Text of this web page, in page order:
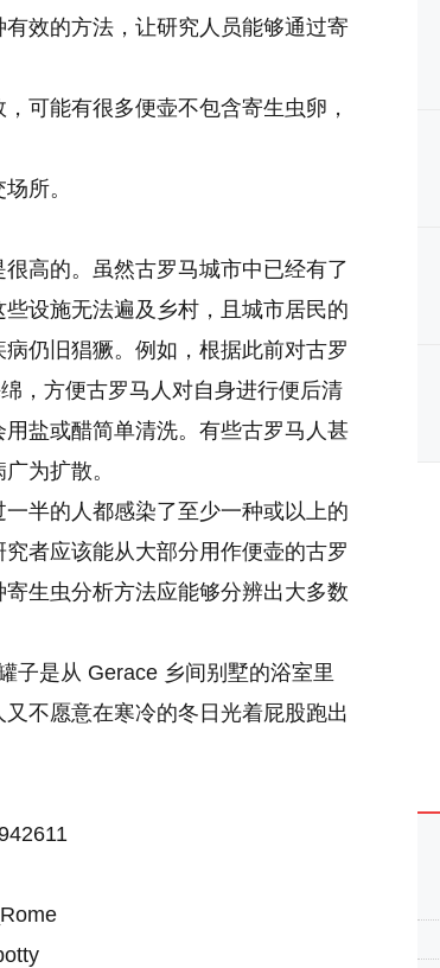
效的方法，让研究人员能够通过寄
可能有很多便壶不包含寄生虫卵，
所。
高的。虽然古罗马城市中已经有了
设施无法遍及乡村，且城市居民的
仍旧猖獗。例如，根据此前对古罗
，方便古罗马人对自身进行便后清
盐或醋简单清洗。有些古罗马人甚
为扩散。
半的人都感染了至少一种或以上的
者应该能从大部分用作便壶的古罗
生虫分析方法应能够分辨出大多数
子是从 Gerace 乡间别墅的浴室里
不愿意在寒冷的冬日光着屁股跑出